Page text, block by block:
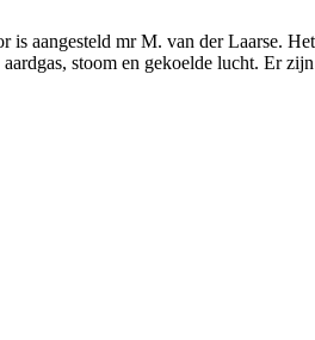
aangesteld mr M. van der Laarse.
stoom en gekoelde lucht. Er zijn